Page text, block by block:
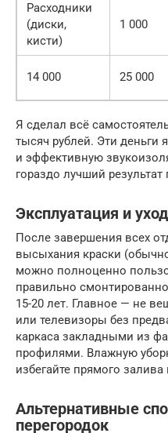
Расходники
(диски,
кисти)
1 000
14 000 25 000
Я сделал всё
тысяч рублей. Эти деньги
и эффективную
гораздо лучший
Эксплуатация и уход
После завершения всех
высыхания краски
можно полноценно
правильно
15-20 лет. Главное — не
или телевизоры без
каркаса закладными из
профилями. Влажную
избегайте прямого
Альтернативные
перегородок